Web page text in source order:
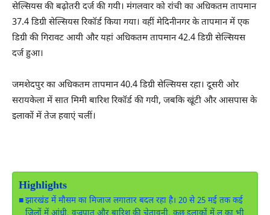
सेल्सियस की बढ़ोतरी दर्ज की गयी। मंगलवार को रांची का अधिकतम तापमान
37.4 डिग्री सेल्सियस रिकॉर्ड किया गया। वहीं मेदिनीनगर के तापमान में एक
डिग्री की गिरावट आयी और यहां अधिकतम तापमान 42.4 डिग्री सेल्सियस
दर्ज हुआ।
जमशेदपुर का अधिकतम तापमान 40.4 डिग्री सेल्सियस रहा। दूसरी ओर
सरायकेला में सात मिमी बारिश रिकॉर्ड की गयी, जबकि खूंटी और आसपास के
इलाकों में तेज हवाएं चलीं।
Highlights
झारखंड में मौसम का मिजाज लगातार बदल रहा है। 20 से 25 मई तक कई